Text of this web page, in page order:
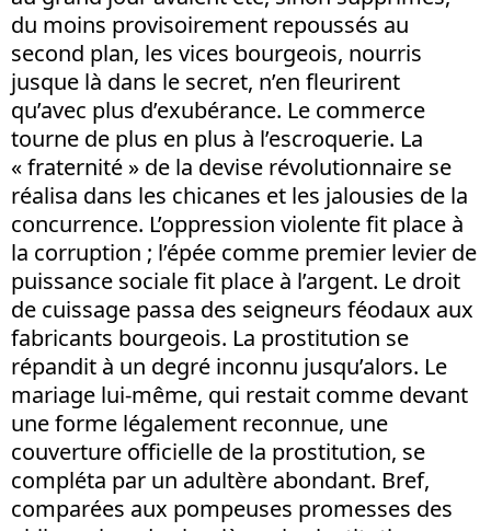
du moins provisoirement repoussés au
second plan, les vices bourgeois, nourris
jusque là dans le secret, n’en fleurirent
qu’avec plus d’exubérance. Le commerce
tourne de plus en plus à l’escroquerie. La
« fraternité » de la devise révolutionnaire se
réalisa dans les chicanes et les jalousies de la
concurrence. L’oppression violente fit place à
la corruption ; l’épée comme premier levier de
puissance sociale fit place à l’argent. Le droit
de cuissage passa des seigneurs féodaux aux
fabricants bourgeois. La prostitution se
répandit à un degré inconnu jusqu’alors. Le
mariage lui-même, qui restait comme devant
une forme légalement reconnue, une
couverture officielle de la prostitution, se
compléta par un adultère abondant. Bref,
comparées aux pompeuses promesses des